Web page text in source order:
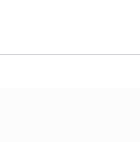
临河区新华街百达翡